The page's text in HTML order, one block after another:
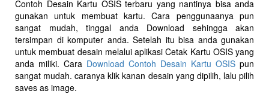
Contoh Desain Kartu OSIS terbaru yang nantinya bisa anda
gunakan untuk membuat kartu. Cara penggunaanya pun
sangat mudah, tinggal anda Download sehingga akan
tersimpan di komputer anda. Setelah itu bisa anda gunakan
untuk membuat desain melalui aplikasi Cetak Kartu OSIS yang
anda miliki. Cara Download Contoh Desain Kartu OSIS pun
sangat mudah. caranya klik kanan desain yang dipilih, lalu pilih
saves as image.